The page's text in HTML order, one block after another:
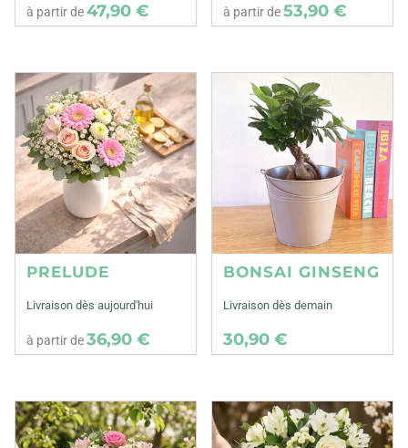
à partir de47,90 € à partir de53,90 €
PRELUDE
Livraison dès aujourd'hui
à partir de36,90 €
BONSAI GINSENG
Livraison dès demain
30,90 €